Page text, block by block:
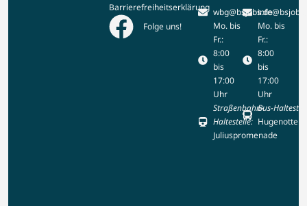
Mo. bis
Fr.:
8:00
bis
17:00
Uhr
Bus-
wbg@bsjobs.de
Mo. bis
Fr.:
8:00
bis
17:00
Uhr
Straßenbahn-
Haltestelle:
Juliuspromenade
Barrierefreiheitserklärung
Folge uns!